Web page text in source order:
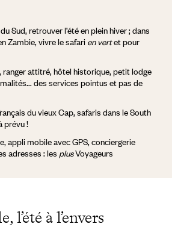
l’été à l’envers
Sud, retrouver l’été en plein hiver ; dans
Zambie, vivre le safari en vertet pour
ranger attitré, hôtel historique, petit lodge
des services pointus et pas de
du vieux Cap, safaris dans le South
prévu !
appli mobile avec GPS, conciergerie
adresses : les plusVoyageurs